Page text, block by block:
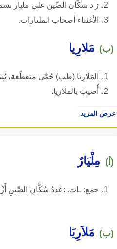
زاد سكّان الصِّين على مليار
الأغنياء أصحاب المليارات.
(ب) مَلارِيا
المَلارِيَا (طب) حُمَّى متقطّعة،
أُصيبَ بالملاريا.
عرض المزيد
(أ) مِلْيَارٌ
جمع: ـات. :عَدَدُ سُكَّانِ الصِّينِ
(ب) مَلاَرِيَا